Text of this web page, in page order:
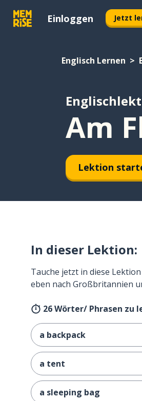
Einloggen Jetzt
Englisch Lernen
Am
Lektion
In dieser Lektion:
Tauche jetzt in diese
eben nach Großbritannien
26 Wörter/ Phrasen zu
a backpack
a tent
a sleeping bag